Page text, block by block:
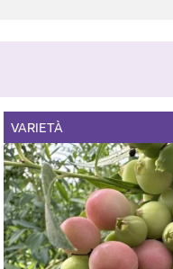
VARIETÀ